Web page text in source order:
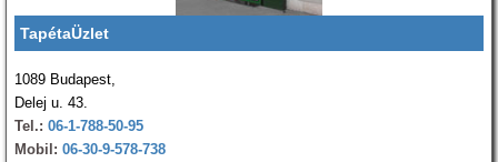
TapétaÜzlet
1089 Budapest,
Delej u. 43.
Tel.: 06-1-788-50-95
Mobil: 06-30-9-578-738